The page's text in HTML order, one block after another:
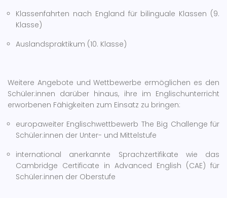
Klassenfahrten nach England für bilinguale Klassen (9.
Klasse)
Auslandspraktikum (10. Klasse)
Weitere Angebote und Wettbewerbe ermöglichen es den
Schüler:innen darüber hinaus, ihre im Englischunterricht
erworbenen Fähigkeiten zum Einsatz zu bringen:
europaweiter Englischwettbewerb The Big Challenge für
Schüler:innen der Unter- und Mittelstufe
international anerkannte Sprachzertifikate wie das
Cambridge Certificate in Advanced English (CAE) für
Schüler:innen der Oberstufe